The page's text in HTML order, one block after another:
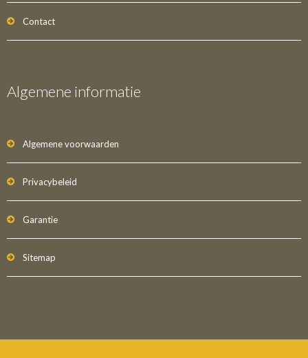
Contact
Algemene informatie
Algemene voorwaarden
Privacybeleid
Garantie
Sitemap